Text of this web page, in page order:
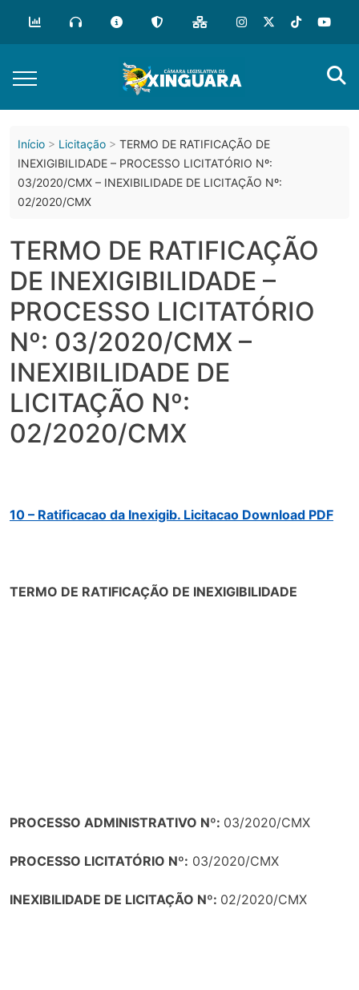
conteúdo
Início Licitação
TERMO DE RATIFICAÇÃO DE
INEXIGIBILIDADE – PROCESSO LICITATÓRIO Nº:
03/2020/CMX – INEXIBILIDADE DE LICITAÇÃO Nº:
02/2020/CMX
TERMO DE RATIFICAÇÃO
DE INEXIGIBILIDADE –
PROCESSO LICITATÓRIO
Nº: 03/2020/CMX –
INEXIBILIDADE DE
LICITAÇÃO Nº:
02/2020/CMX
10 – Ratificacao da Inexigib. Licitacao Download PDF
TERMO DE RATIFICAÇÃO DE INEXIGIBILIDADE
PROCESSO ADMINISTRATIVO Nº: 03/2020/CMX
PROCESSO LICITATÓRIO Nº: 03/2020/CMX
INEXIBILIDADE DE LICITAÇÃO Nº: 02/2020/CMX